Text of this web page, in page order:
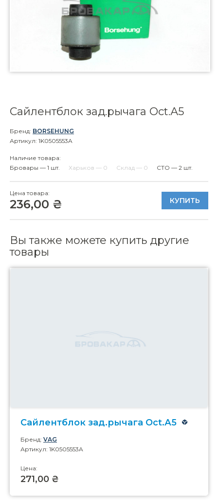
Сайлентблок зад.рычага Oct.А5
Бренд: BORSEHUNG
Артикул: 1K0505553A
Наличие товара:
Бровары — 1 шт.
Харьков — 0 Склад — 0 СТО — 2 шт.
Цена товара:
236,00 ₴ КУПИТЬ
Вы также можете купить другие
товары
Сайлентблок зад.рычага Oct.А5
Бренд: VAG
Артикул: 1K0505553A
Цена:
271,00 ₴